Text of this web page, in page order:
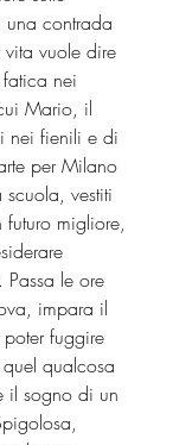
una contrada
vuole dire
nei
Mario, il
nei fienili e di
per Milano
vestiti
migliore,
Passa le ore
impara il
fuggire
qualcosa
il sogno di un